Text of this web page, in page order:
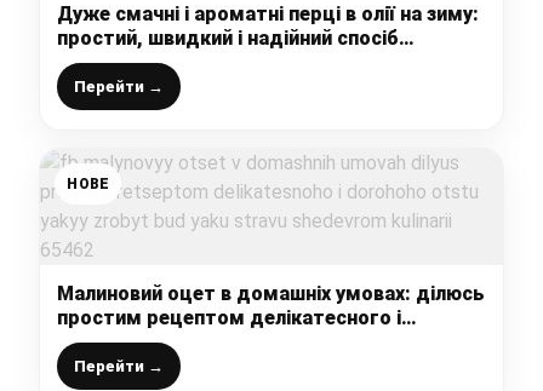
Дуже смачні і ароматні перці в олії на зиму:
простий, швидкий і надійний спосіб
заготовити солодкий перчик, роблю так
вже багато років
Перейти →
НОВЕ
Малиновий оцет в домашніх умовах: ділюсь
простим рецептом делікатесного і
дорогого оцту, який зробить будь-яку
страву шедевром кулінарії
Перейти →